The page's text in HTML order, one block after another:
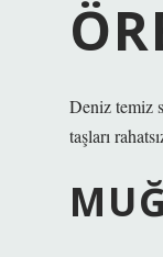
Deniz temiz
taşları